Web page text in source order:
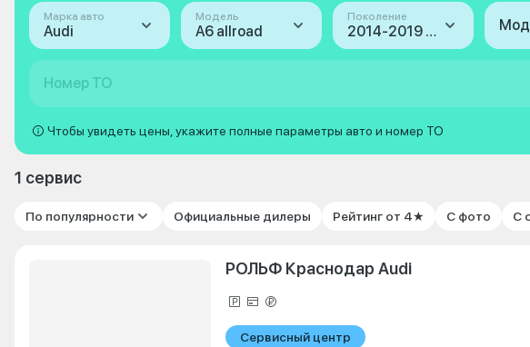
Марка авто
Audi
Модель
A6 allroad
Поколение
2014-2019 (III, рестайлинг)
Номер ТО
Чтобы увидеть цены, укажите полные параметры авто и номер ТО
1 сервис
По популярности Официальные дилеры Рейтинг от 4★ С фото С
РОЛЬФ Краснодар Audi
Сервисный центр